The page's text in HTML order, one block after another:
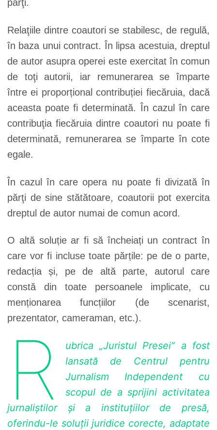
părţi.
Relaţiile dintre coautori se stabilesc, de regulă,
în baza unui contract. În lipsa acestuia, dreptul
de autor asupra operei este exercitat în comun
de toţi autorii, iar remunerarea se împarte
între ei proporțional contribuției fiecăruia, dacă
aceasta poate fi determinată. În cazul în care
contribuţia fiecăruia dintre coautori nu poate fi
determinată, remunerarea se împarte în cote
egale.
În cazul în care opera nu poate fi divizată în
părţi de sine stătătoare, coautorii pot exercita
dreptul de autor numai de comun acord.
O altă soluție ar fi să încheiați un contract în
care vor fi incluse toate părțile: pe de o parte,
redacția și, pe de altă parte, autorul care
constă din toate persoanele implicate, cu
menționarea funcțiilor (de scenarist,
prezentator, cameraman, etc.).
R
ubrica „Juristul Presei” a fost
lansată de Centrul pentru
Jurnalism Independent cu
scopul de a sprijini activitatea
jurnaliștilor și a instituțiilor de presă,
oferindu-le soluții juridice corecte, adaptate